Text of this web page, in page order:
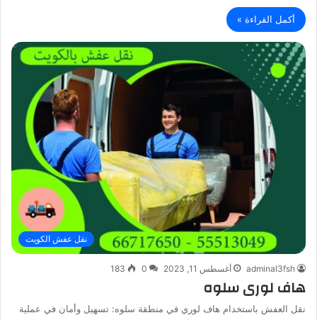
أكمل القراءة »
نقل عفش الكويت
adminal3fsh أغسطس 11, 2023 0
183
هاف لورى سلوه
نقل العفش باستخدام هاف لوري في منطقة سلوه: تسهيل وأمان في عملية